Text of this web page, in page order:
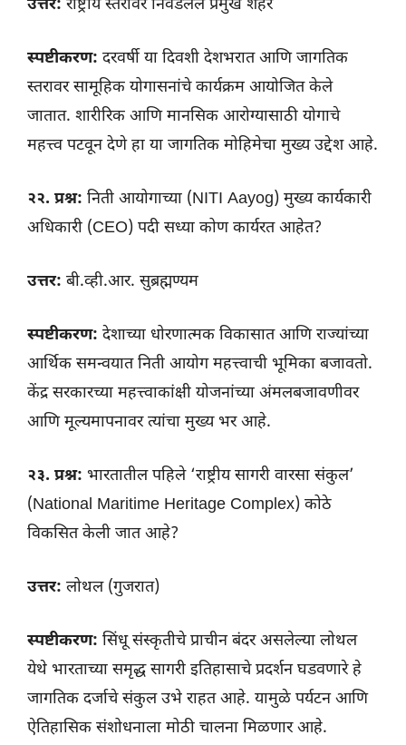
उत्तर: राष्ट्रीय स्तरावर निवडलेले प्रमुख शहर
स्पष्टीकरण: दरवर्षी या दिवशी देशभरात आणि जागतिक
स्तरावर सामूहिक योगासनांचे कार्यक्रम आयोजित केले
जातात. शारीरिक आणि मानसिक आरोग्यासाठी योगाचे
महत्त्व पटवून देणे हा या जागतिक मोहिमेचा मुख्य उद्देश आहे.
२२. प्रश्न: निती आयोगाच्या (NITI Aayog) मुख्य कार्यकारी
अधिकारी (CEO) पदी सध्या कोण कार्यरत आहेत?
उत्तर: बी.व्ही.आर. सुब्रह्मण्यम
स्पष्टीकरण: देशाच्या धोरणात्मक विकासात आणि राज्यांच्या
आर्थिक समन्वयात निती आयोग महत्त्वाची भूमिका बजावतो.
केंद्र सरकारच्या महत्त्वाकांक्षी योजनांच्या अंमलबजावणीवर
आणि मूल्यमापनावर त्यांचा मुख्य भर आहे.
२३. प्रश्न: भारतातील पहिले ‘राष्ट्रीय सागरी वारसा संकुल’
(National Maritime Heritage Complex) कोठे
विकसित केली जात आहे?
उत्तर: लोथल (गुजरात)
स्पष्टीकरण: सिंधू संस्कृतीचे प्राचीन बंदर असलेल्या लोथल
येथे भारताच्या समृद्ध सागरी इतिहासाचे प्रदर्शन घडवणारे हे
जागतिक दर्जाचे संकुल उभे राहत आहे. यामुळे पर्यटन आणि
ऐतिहासिक संशोधनाला मोठी चालना मिळणार आहे.